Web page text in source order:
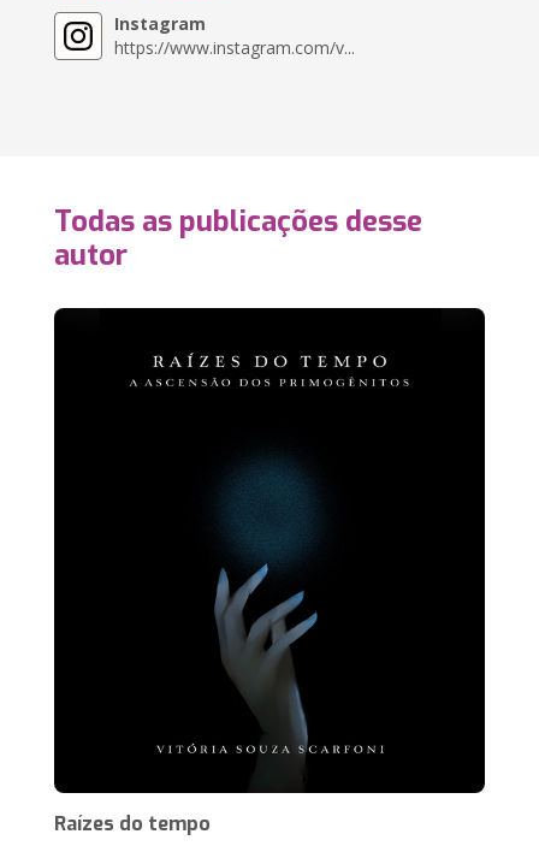
Instagram
https://www.instagram.com/v...
Todas as publicações desse
autor
Raízes do tempo